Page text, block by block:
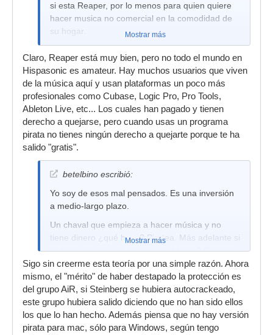
si esta Reaper, por lo menos para quien quiere
hacer musica no comercial en la comodidad de
su hogar.
Mostrar más
Claro, Reaper está muy bien, pero no todo el mundo en
Hispasonic es amateur. Hay muchos usuarios que viven
de la música aquí y usan plataformas un poco más
profesionales como Cubase, Logic Pro, Pro Tools,
Ableton Live, etc... Los cuales han pagado y tienen
derecho a quejarse, pero cuando usas un programa
pirata no tienes ningún derecho a quejarte porque te ha
salido "gratis".
betelbino escribió:
Yo soy de esos mal pensados. Es una inversión
a medio-largo plazo.
Un chaval que empieza a hacer música y no
tiene dinero ¿qué hace? Piratea. Más adelante si
se toma en serio el asunto ¿qué hace? Compra.
Está claro que no siempre es así, hay quien no
compra nunca, pero es una manera de atraer
futuros clientes potenciales. No justifico el
pirateo, pero creo que hay casos concretos (muy
concretos) en que beneficia.
Mostrar más
Sigo sin creerme esta teoría por una simple razón. Ahora
mismo, el "mérito" de haber destapado la protección es
del grupo AiR, si Steinberg se hubiera autocrackeado,
este grupo hubiera salido diciendo que no han sido ellos
los que lo han hecho. Además piensa que no hay versión
pirata para mac, sólo para Windows, según tengo